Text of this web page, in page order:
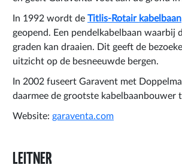
In 1992 wordt de Titlis-Rotair kabelbaan
geopend. Een pendelkabelbaan waarbij
graden kan draaien. Dit geeft de
uitzicht op de besneeuwde bergen.
In 2002 fuseert Garavent met
daarmee de grootste kabelbaanbouwer
Website: garaventa.com
LEITNER